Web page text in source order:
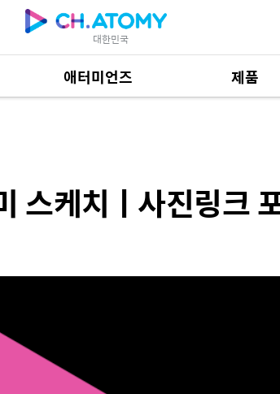
대한민국
애터미언즈 제품
제품 자료685
포함
스케치ㅣ사진링크